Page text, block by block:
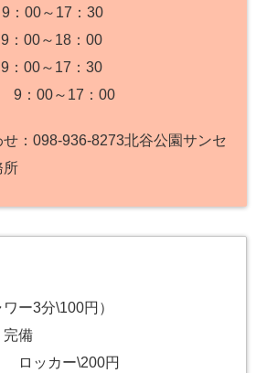
00～17：30
00～18：00
00～17：30
：00～17：00
：098-936-8273北谷公園サンセ
所
ー3分\100円）
備
ロッカー\200円